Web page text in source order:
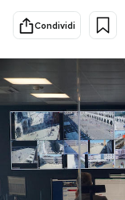
Economia
Sport
PODCAST
NEWSLETTER
Condividi